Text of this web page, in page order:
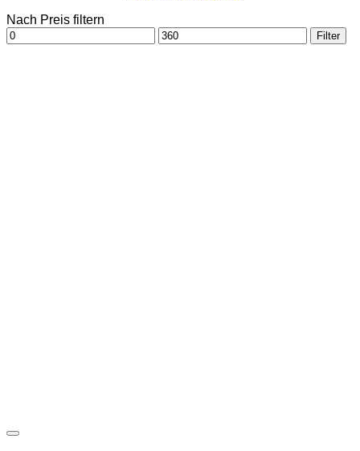
Nach Preis filtern
Min.
Preis
Max.
Preis
Filter